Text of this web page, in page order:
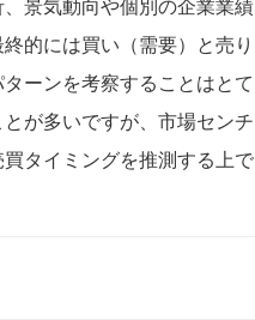
景気動向や個別の企業業績
的には買い（需要）と売り
ーンを考察することはとて
が多いですが、市場センチ
タイミングを推測する上で